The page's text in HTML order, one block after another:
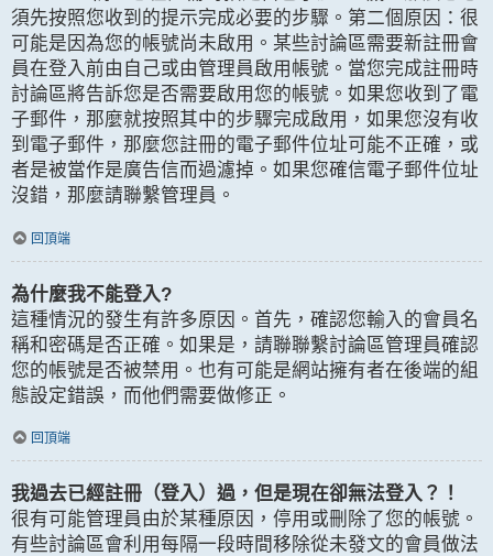
須先按照您收到的提示完成必要的步驟。第二個原因：很
可能是因為您的帳號尚未啟用。某些討論區需要新註冊會
員在登入前由自己或由管理員啟用帳號。當您完成註冊時
討論區將告訴您是否需要啟用您的帳號。如果您收到了電
子郵件，那麼就按照其中的步驟完成啟用，如果您沒有收
到電子郵件，那麼您註冊的電子郵件位址可能不正確，或
者是被當作是廣告信而過濾掉。如果您確信電子郵件位址
沒錯，那麼請聯繫管理員。
回頂端
為什麼我不能登入?
這種情況的發生有許多原因。首先，確認您輸入的會員名
稱和密碼是否正確。如果是，請聯聯繫討論區管理員確認
您的帳號是否被禁用。也有可能是網站擁有者在後端的組
態設定錯誤，而他們需要做修正。
回頂端
我過去已經註冊（登入）過，但是現在卻無法登入？！
很有可能管理員由於某種原因，停用或刪除了您的帳號。
有些討論區會利用每隔一段時間移除從未發文的會員做法